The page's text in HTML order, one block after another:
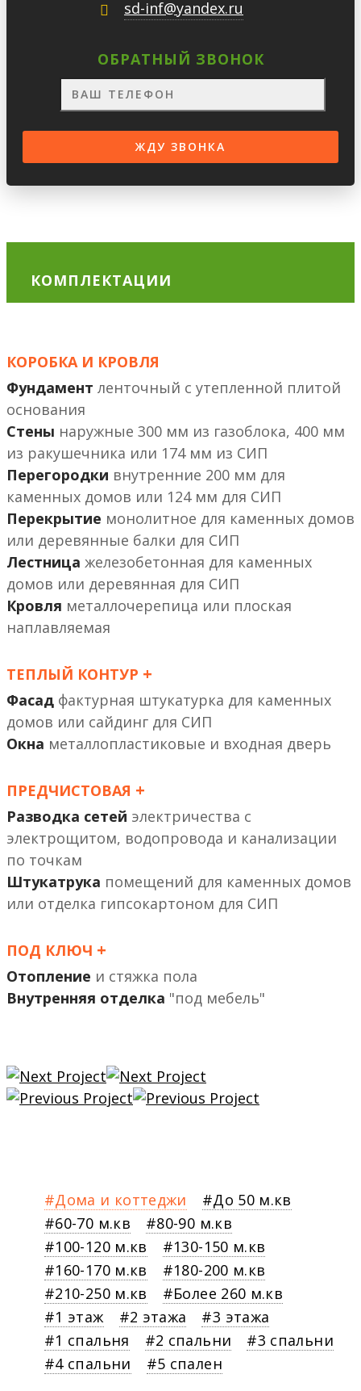
sd-inf@yandex.ru
ОБРАТНЫЙ ЗВОНОК
КОМПЛЕКТАЦИИ
КОРОБКА И КРОВЛЯ
Фундамент ленточный с утепленной плитой
основания
Стены наружные 300 мм из газоблока, 400 мм
из ракушечника или 174 мм из СИП
Перегородки внутренние 200 мм
или 124 мм
Перекрытие монолитное
или деревянные балки
Лестница железобетонная
или деревянная
Кровля металлочерепица или плоская
наплавляемая
ТЕПЛЫЙ КОНТУР +
Фасад фактурная штукатурка
или сайдинг
Окна металлопластиковые и входная дверь
ПРЕДЧИСТОВАЯ +
Разводка сетей электричества с
электрощитом, водопровода и канализации
по точкам
Штукатрука помещений
или отделка гипсокартоном
ПОД КЛЮЧ +
Отопление и стяжка пола
Внутренняя отделка "под мебель"
Дома и коттеджи
До 50 м.кв
60-70 м.кв
80-90 м.кв
100-120 м.кв
130-150 м.кв
160-170 м.кв
180-200 м.кв
210-250 м.кв
Более 260 м.кв
1 этаж
2 этажа
3 этажа
1 спальня
2 спальни
3 спальни
4 спальни
5 спален